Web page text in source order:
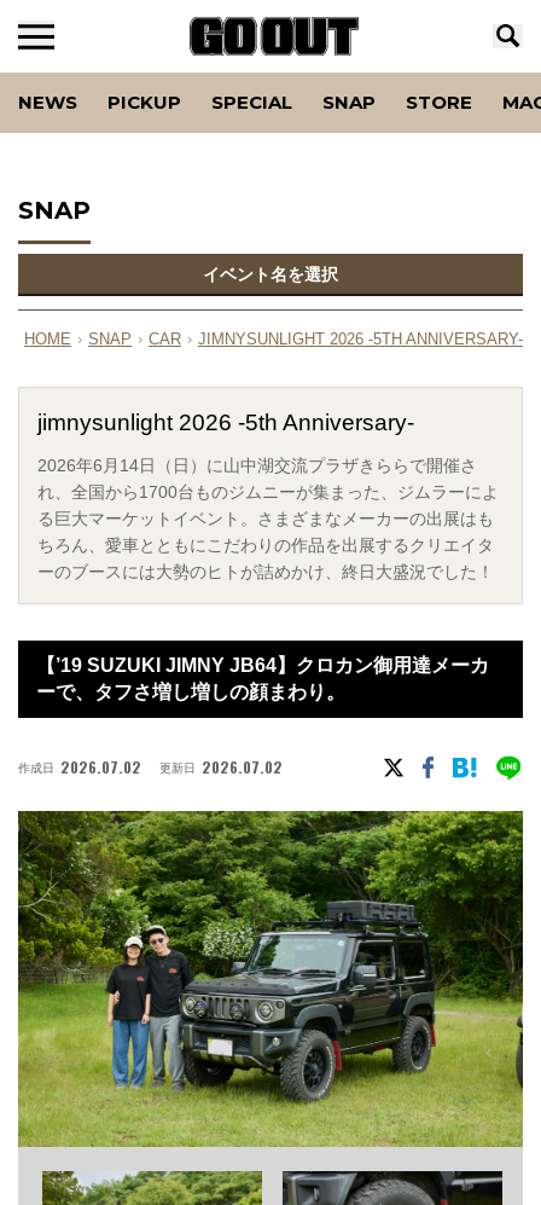
NEWS PICKUP SPECIAL SNAP STORE
SNAP
イベント名を選択
HOME › SNAP › CAR › JIMNYSUNLIGHT 2026 -5TH ANNIVERSARY-
jimnysunlight 2026 -5th Anniversary-
2026年6月14日（日）に山中湖交流プラザきららで開催さ
れ、全国から1700台ものジムニーが集まった、ジムラーによ
る巨大マーケットイベント。さまざまなメーカーの出展はも
ちろん、愛車とともにこだわりの作品を出展するクリエイタ
ーのブースには大勢のヒトが詰めかけ、終日大盛況でした！
【’19 SUZUKI JIMNY JB64】クロカン御用達メーカ
ーで、タフさ増し増しの顔まわり。
作成日 2026.07.02 更新日 2026.07.02